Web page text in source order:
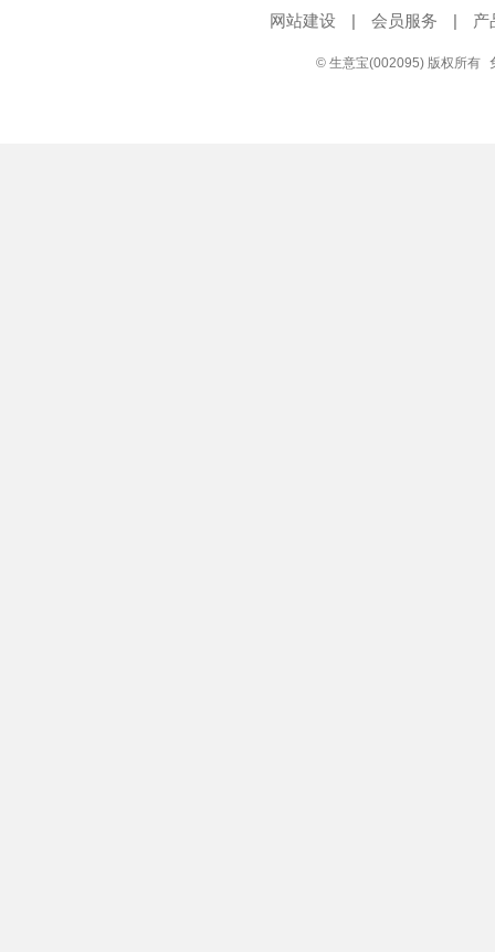
网站建设 | 会员服务 | 产
© 生意宝(002095) 版权所有